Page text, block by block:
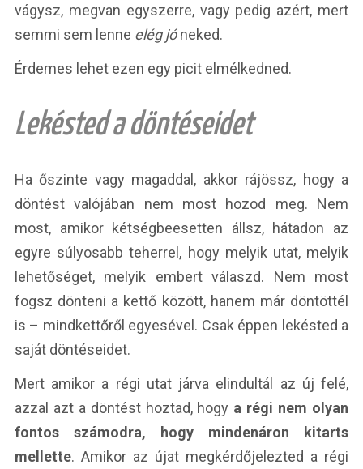
vágysz, megvan egyszerre, vagy pedig azért, mert
semmi sem lenne elég jóneked.
Érdemes lehet ezen egy picit elmélkedned.
Lekésted a döntéseidet
Ha őszinte vagy magaddal, akkor rájössz, hogy a
döntést valójában nem most hozod meg. Nem
most, amikor kétségbeesetten állsz, hátadon az
egyre súlyosabb teherrel, hogy melyik utat, melyik
lehetőséget, melyik embert válaszd. Nem most
fogsz dönteni a kettő között, hanem már döntöttél
is – mindkettőről egyesével. Csak éppen lekésted a
saját döntéseidet.
Mert amikor a régi utat járva elindultál az új felé,
azzal azt a döntést hoztad, hogy a régi nem olyan
fontos számodra, hogy mindenáron kitarts
mellette. Amikor az újat megkérdőjelezted a régi